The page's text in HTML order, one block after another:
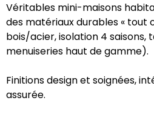
Véritables mini-maisons
des matériaux durables « tout
bois/acier, isolation 4 saisons,
menuiseries haut de gamme).
Finitions design et soignées,
assurée.